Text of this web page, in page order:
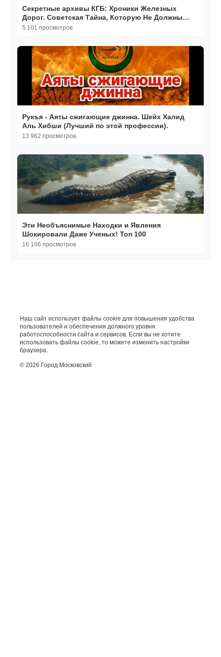
Секретные архивы КГБ: Хроники Железных
Дорог. Советская Тайна, Которую Не Должны
Были Найти Мистика
5 101 просмотров
Рукъя - Аяты сжигающие джинна. Шейх Халид
Аль Хибши (Лучший по этой профессии).
13 962 просмотров
Эти Необъяснимые Находки и Явления
Шокировали Даже Ученых! Топ 100
16 166 просмотров
Наш сайт использует файлы cookie для повышения удобства
пользователей и обеспечения должного уровня
работоспособности сайта и сервисов. Если вы не хотите
использовать файлы cookie, то можете изменить настройки
браузера.
© 2026 Город Московский